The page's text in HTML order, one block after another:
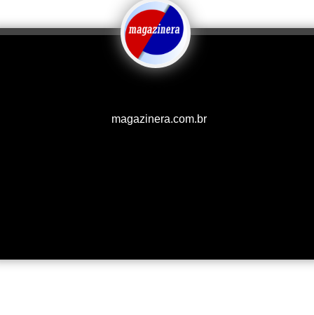
magazinera.com.br